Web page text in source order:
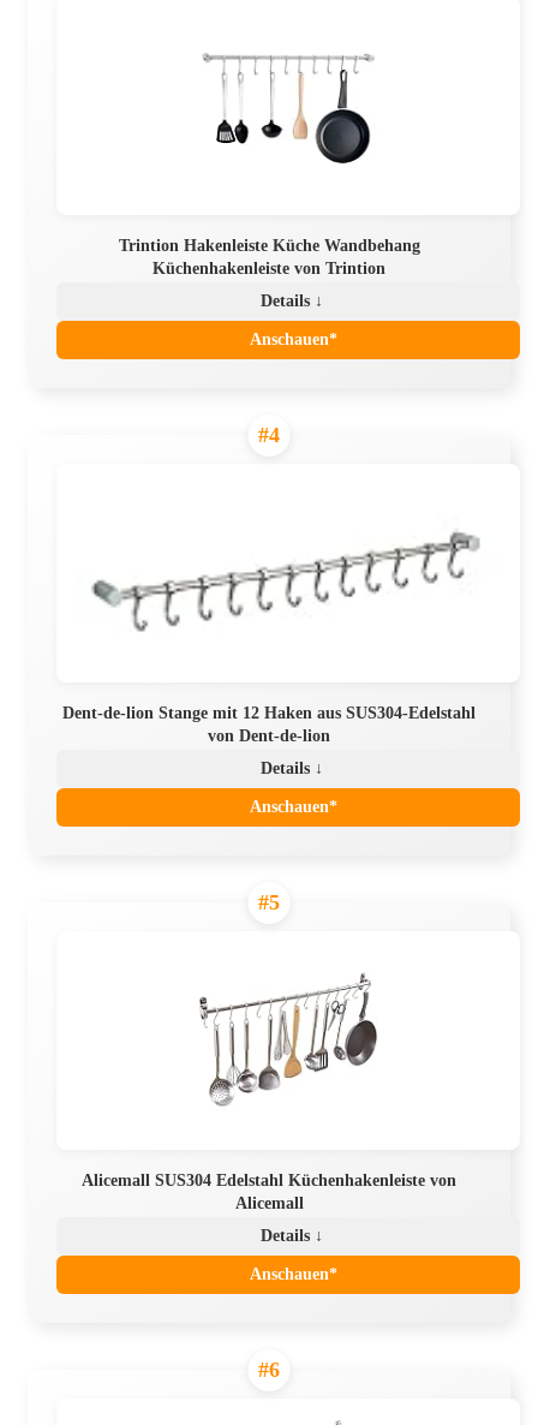
Trintion Hakenleiste Küche Wandbehang
Küchenhakenleiste von Trintion
Details ↓
Anschauen*
#4
Dent-de-lion Stange mit 12 Haken aus SUS304-Edelstahl
von Dent-de-lion
Details ↓
Anschauen*
#5
Alicemall SUS304 Edelstahl Küchenhakenleiste von
Alicemall
Details ↓
Anschauen*
#6